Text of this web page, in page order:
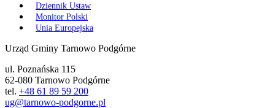
Dziennik Ustaw
Monitor Polski
Unia Europejska
Urząd Gminy Tarnowo Podgórne
ul. Poznańska 115
62-080 Tarnowo Podgórne
tel. +48 61 89 59 200
ug@tarnowo-podgorne.pl